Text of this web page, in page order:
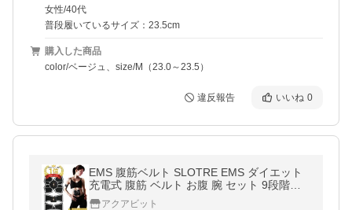
女性/40代
普段履いているサイズ：23.5cm
購入した商品
color/ベージュ、size/M（23.0～23.5）
違反報告 いいね 0
EMS 腹筋ベルト SLOTRE EMS ダイエット
充電式 腹筋 ベルト お腹 腕 セット 9段階調
節 6モード 運動マニュアル付き
アクアビット